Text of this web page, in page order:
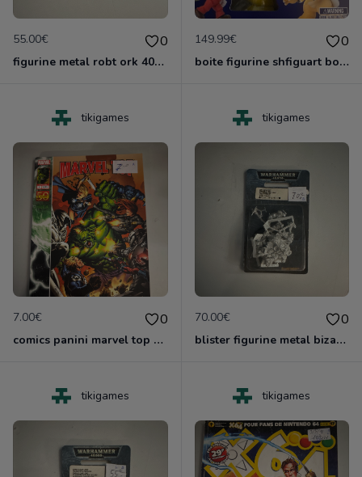
55.00€ 0
figurine metal robt ork 40000 games worshop
149.99€ 0
boite figurine shfiguart bower neuve
tikigames
7.00€ 0
comics panini marvel top 12 2011
tikigames
70.00€ 0
blister figurine metal bizarboy ork 40000 games xorshop
tikigames tikigames